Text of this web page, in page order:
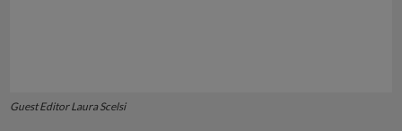
Guest Editor Laura Scelsi